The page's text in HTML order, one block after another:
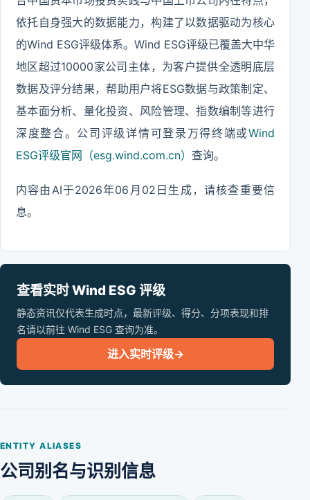
依托自身强大的数据能力，构建了以数据驱动为核心
的Wind ESG评级体系。Wind ESG评级已覆盖大中华
地区超过10000家公司主体，为客户提供全透明底层
数据及评分结果，帮助用户将ESG数据与政策制定、
基本面分析、量化投资、风险管理、指数编制等进行
深度整合。公司评级详情可登录万得终端或Wind
ESG评级官网（esg.wind.com.cn） 查询。
内容由AI于2026年06月02日生成，请核查重要信
息。
查看实时 Wind ESG 评级
静态资讯仅代表生成时点，最新评级、得分、分项表现和排
名请以前往 Wind ESG 查询为准。
进入实时评级→
ENTITY ALIASES
公司别名与识别信息